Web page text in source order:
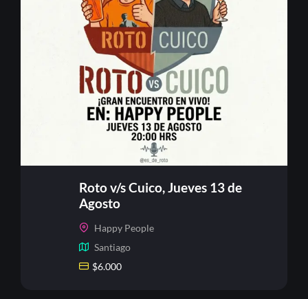
Roto v/s Cuico, Jueves 13 de
Agosto
Happy People
Santiago
$6.000